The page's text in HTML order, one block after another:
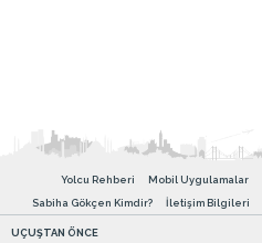
Yolcu Rehberi Mobil Uygulamalar
Sabiha Gökçen Kimdir?
İletişim Bilgileri
UÇUŞTAN ÖNCE